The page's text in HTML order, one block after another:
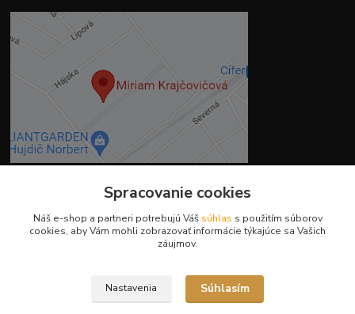
Kontakty
Ing. Miriam Botíková
Spracovanie cookies
Náš e-shop a partneri potrebujú Váš súhlas s použitím súborov
cookies, aby Vám mohli zobrazovať informácie týkajúce sa Vašich
záujmov.
Nastavenia Súhlasím